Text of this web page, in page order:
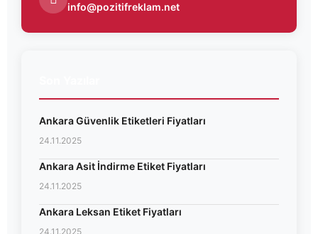
info@pozitifreklam.net
Ankara Güvenlik Etiketleri Fiyatları
24.11.2025
Ankara Asit İndirme Etiket Fiyatları
24.11.2025
Ankara Leksan Etiket Fiyatları
24.11.2025